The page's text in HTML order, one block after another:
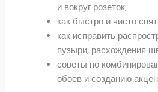
и вокруг розеток;
как быстро и чисто
как исправить
пузыри, расхождения
советы по
обоев и созданию